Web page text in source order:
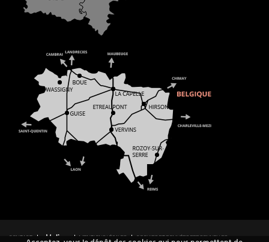
CONTACT MENTIONS LÉGALES COOKIES ET DONNÉES PERSONNELLES